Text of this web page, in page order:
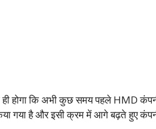
होगा कि अभी कुछ समय पहले HMD कंपनी
गया है और इसी क्रम में आगे बढ़ते हुए